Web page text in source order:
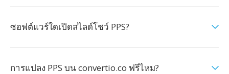
ซอฟต์แวร์ใดเปิดสไลด์โชว์ PPS?
การแปลง PPS บน convertio.co ฟรีไหม?